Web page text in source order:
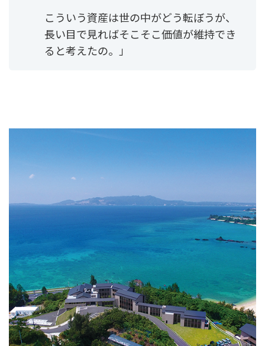
こういう資産は世の中がどう転ぼうが、
長い目で見ればそこそこ価値が維持でき
ると考えたの。」